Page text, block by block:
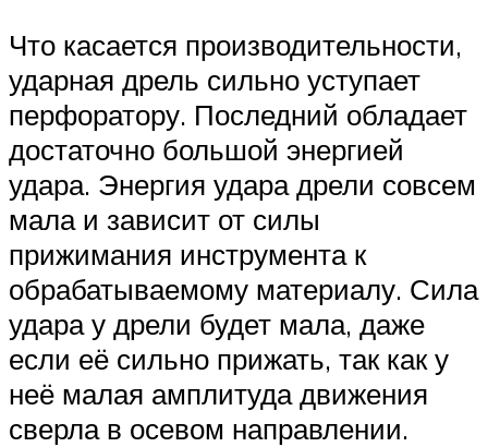
Что касается производительности,
ударная дрель сильно уступает
перфоратору. Последний обладает
достаточно большой энергией
удара. Энергия удара дрели совсем
мала и зависит от силы
прижимания инструмента к
обрабатываемому материалу. Сила
удара у дрели будет мала, даже
если её сильно прижать, так как у
неё малая амплитуда движения
сверла в осевом направлении.